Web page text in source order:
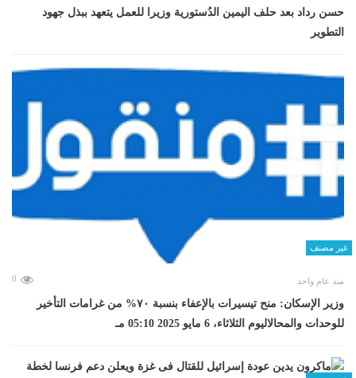
حسن رداد بعد حلف اليمين الدُستورية وزيرا للعمل يتعهد ببذل جهود
التطوير
غير مصنف
منذ عام واحد 0
وزير الإسكان: منح تيسيرات بالإعفاء بنسبة ٧٠% من غرامات التأخير
للوحدات والمحالاليوم الثلاثاء، 6 مايو 2025 05:10 مـ